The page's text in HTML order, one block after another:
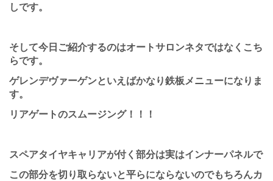
しです。
そして今日ご紹介するのはオートサロンネタではなくこち
らです。
ゲレンデヴァーゲンといえばかなり鉄板メニューになりま
す。
リアゲートのスムージング！！！
スペアタイヤキャリアが付く部分は実はインナーパネルで
この部分を切り取らないと平らにならないのでもちろんカ